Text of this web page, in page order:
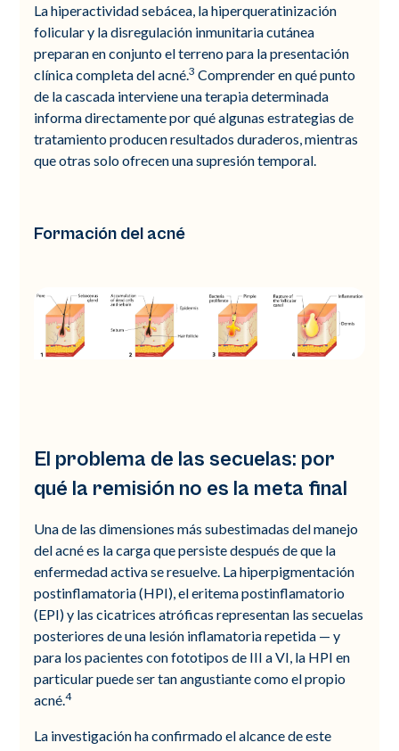
La hiperactividad sebácea, la hiperqueratinización
folicular y la disregulación inmunitaria cutánea
preparan en conjunto el terreno para la presentación
clínica completa del acné.3 Comprender en qué punto
de la cascada interviene una terapia determinada
informa directamente por qué algunas estrategias de
tratamiento producen resultados duraderos, mientras
que otras solo ofrecen una supresión temporal.
Formación del acné
El problema de las secuelas: por
qué la remisión no es la meta final
Una de las dimensiones más subestimadas del manejo
del acné es la carga que persiste después de que la
enfermedad activa se resuelve. La hiperpigmentación
postinflamatoria (HPI), el eritema postinflamatorio
(EPI) y las cicatrices atróficas representan las secuelas
posteriores de una lesión inflamatoria repetida — y
para los pacientes con fototipos de III a VI, la HPI en
particular puede ser tan angustiante como el propio
acné.4
La investigación ha confirmado el alcance de este